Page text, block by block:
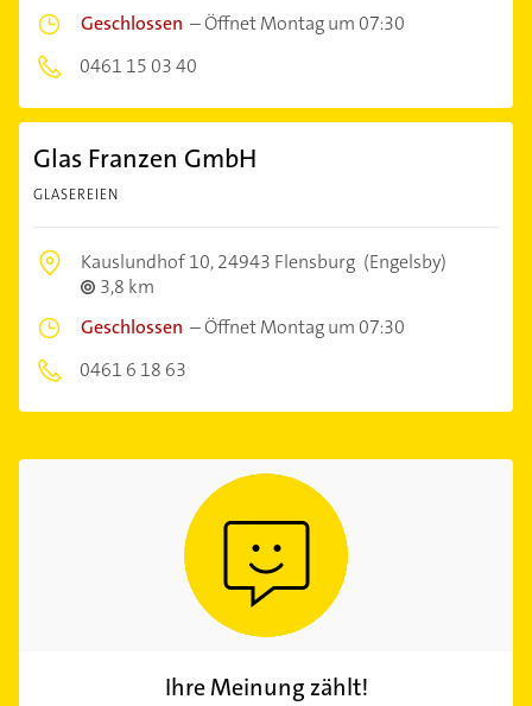
Geschlossen –Öffnet Montag um 07:30
0461 15 03 40
Glas Franzen GmbH
GLASEREIEN
Kauslundhof 10,24943 Flensburg (Engelsby)
3,8 km
Geschlossen –Öffnet Montag um 07:30
0461 6 18 63
Ihre Meinung zählt!